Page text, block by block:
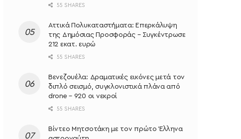
55 SHARES
Αττικά Πολυκαταστήματα: Επερκάλυψη
της Δημόσιας Προσφοράς – Συγκέντρωσε
212 εκατ. ευρώ
55 SHARES
Βενεζουέλα: Δραματικές εικόνες μετά τον
διπλό σεισμό, συγκλονιστικά πλάνα από
drone – 920 οι νεκροί
55 SHARES
Bίντεο Μητσοτάκη με τον πρώτο Έλληνα